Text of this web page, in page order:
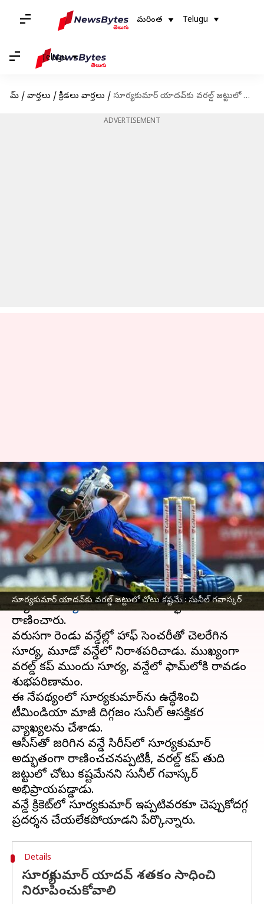
మరింత Telugu
Telugu
హోమ్ / వార్తలు / క్రీడలు వార్తలు / సూర్యకుమార్ యాదవ్‌కు వరల్డ్ జట్టులో చోటు కష్టమే : సునీల్ గవాస్కర్
ADVERTISEMENT
సూర్యకుమార్ యాదవ్‌కు వరల్డ్ జట్టులో చోటు కష్టమే : సునీల్ గవాస్కర్
సూర్యకుమార్ యాదవ్‌కు వరల్డ్
జట్టులో చోటు కష్టమే : సునీల్
గవాస్కర్
Jayachandra Akuri Sep 29, 2023 11:36 am
ఈ వార్తాకథనం ఏంటి
ఆస్ట్రేలియాతో జరిగిన వన్డే సిరీస్‌లోటీమిండియాస్టార్
బ్యాటర్సూర్యకుమార్ యాదవ్అద్భుతంగా
రాణించారు.
వరుసగా రెండు వన్డేల్లో హాఫ్ సెంచరీతో చెలరేగిన
సూర్య, మూడో వన్డేలో నిరాశపరిచాడు. ముఖ్యంగా
వరల్డ్ కప్ ముందు సూర్య, వన్డేలో ఫామ్‌లోకి రావడం
శుభపరిణామం.
ఈ నేపథ్యంలో సూర్యకుమార్‌ను ఉద్ధేశించి
టీమిండియా మాజీ దిగ్గజం సునీల్ ఆసక్తికర
వ్యాఖ్యలను చేశాడు.
ఆసీస్‌తో జరిగిన వన్డే సిరీస్‌లో సూర్యకుమార్
అద్భుతంగా రాణించచనప్పటికీ, వరల్డ్ కప్ తుది
జట్టులో చోటు కష్టమేనని సునీల్ గవాస్కర్
అభిప్రాయపడ్డాడు.
వన్డే క్రికెట్‌లో సూర్యకుమార్ ఇప్పటివరకూ చెప్పుకోదగ్గ
Details
సూర్యకుమార్ యాదవ్ శతకం సాధించి
నిరూపించుకోవాలి